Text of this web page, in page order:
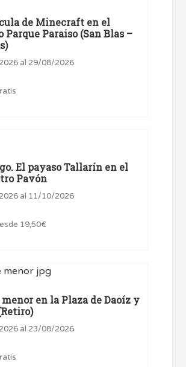
de Minecraft en el
Paraiso (San Blas –
al 29/08/2026
El payaso Tallarín en el
Pavón
al 11/10/2026
19,50€
en la Plaza de Daoíz y
al 23/08/2026